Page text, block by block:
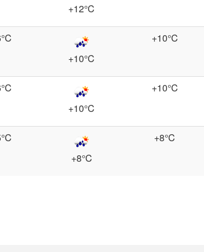
+12°C
+10°C
+10°C
+10°C
+10°C
+8°C
+8°C